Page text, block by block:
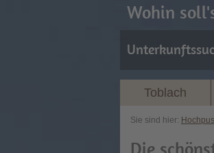
Wohin
Toblach
Sie sind hier: